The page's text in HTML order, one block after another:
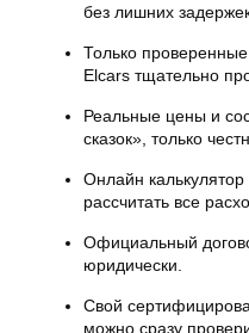
без лишних
Только
Elcars тщательно
Реальные цены и
сказок», только
Онлайн
рассчитать все
Официальный
юридически.
Свой
можно сразу